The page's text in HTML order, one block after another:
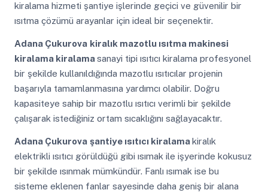
kiralama hizmeti şantiye işlerinde geçici ve güvenilir bir
ısıtma çözümü arayanlar için ideal bir seçenektir.
Adana Çukurova kiralık mazotlu ısıtma makinesi
kiralama kiralamasanayi tipi ısıtıcı kiralama profesyonel
bir şekilde kullanıldığında mazotlu ısıtıcılar projenin
başarıyla tamamlanmasına yardımcı olabilir. Doğru
kapasiteye sahip bir mazotlu ısıtıcı verimli bir şekilde
çalışarak istediğiniz ortam sıcaklığını sağlayacaktır.
Adana Çukurova şantiye ısıtıcı kiralamakiralık
elektrikli ısıtıcı görüldüğü gibi ısımak ile işyerinde kokusuz
bir şekilde ısınmak mümkündür. Fanlı ısımak ise bu
sisteme eklenen fanlar sayesinde daha geniş bir alana